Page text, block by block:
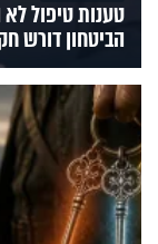
טענות טיפול
הביטחון דורש